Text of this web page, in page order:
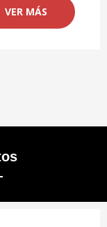
VER MÁS